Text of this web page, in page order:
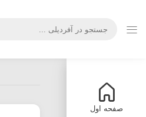
صفحه اول